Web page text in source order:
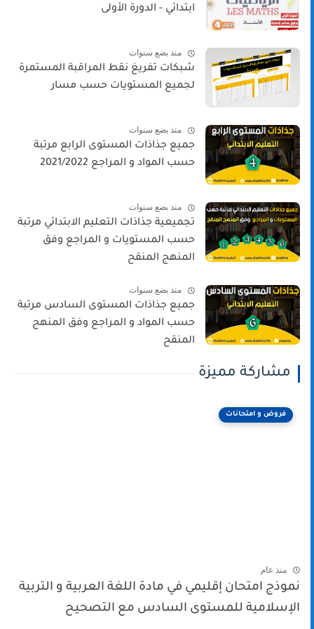
ابتدائي - الدورة الأولى
منذ بضع سنوات
شبكات تفريغ نقط المراقبة المستمرة
لجميع المستويات حسب مسار
منذ بضع سنوات
جميع جذاذات المستوى الرابع مرتبة
حسب المواد و المراجع 2021/2022
منذ بضع سنوات
تجميعية جذاذات التعليم الابتدائي مرتبة
حسب المستويات و المراجع وفق
المنهج المنقح
منذ بضع سنوات
جميع جذاذات المستوى السادس مرتبة
حسب المواد و المراجع وفق المنهج
المنقح
مشاركة مميزة
فروض و امتحانات
منذ عام
نموذج امتحان إقليمي في مادة اللغة العربية و التربية
الإسلامية للمستوى السادس مع التصحيح